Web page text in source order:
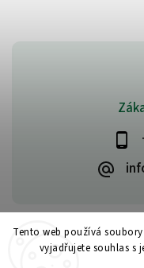
Tento web používá
vyjadřujete souhlas s